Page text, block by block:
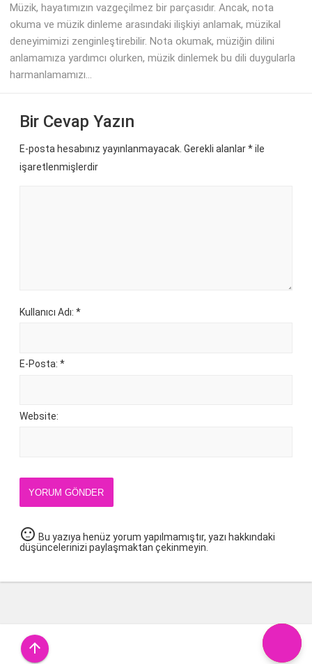
Müzik, hayatımızın vazgeçilmez bir parçasıdır. Ancak, nota
okuma ve müzik dinleme arasındaki ilişkiyi anlamak, müzikal
deneyimimizi zenginleştirebilir. Nota okumak, müziğin dilini
anlamamıza yardımcı olurken, müzik dinlemek bu dili duygularla
harmanlamamızı...
Bir Cevap Yazın
E-posta hesabınız yayınlanmayacak. Gerekli alanlar*ile
işaretlenmişlerdir
Kullanıcı Adı: *
E-Posta: *
Website:
YORUM GÖNDER
sentiment_neutral Bu yazıya henüz yorum yapılmamıştır, yazı hakkındaki
düşüncelerinizi paylaşmaktan çekinmeyin.
